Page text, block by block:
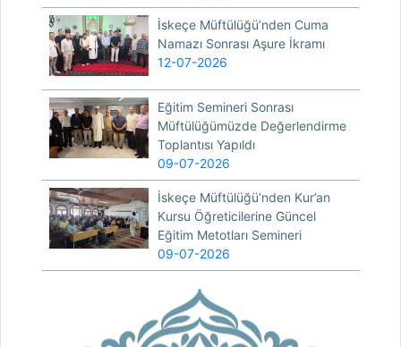
İskeçe Müftülüğü’nden Cuma
Namazı Sonrası Aşure İkramı
12-07-2026
Eğitim Semineri Sonrası
Müftülüğümüzde Değerlendirme
Toplantısı Yapıldı
09-07-2026
İskeçe Müftülüğü’nden Kur’an
Kursu Öğreticilerine Güncel
Eğitim Metotları Semineri
09-07-2026